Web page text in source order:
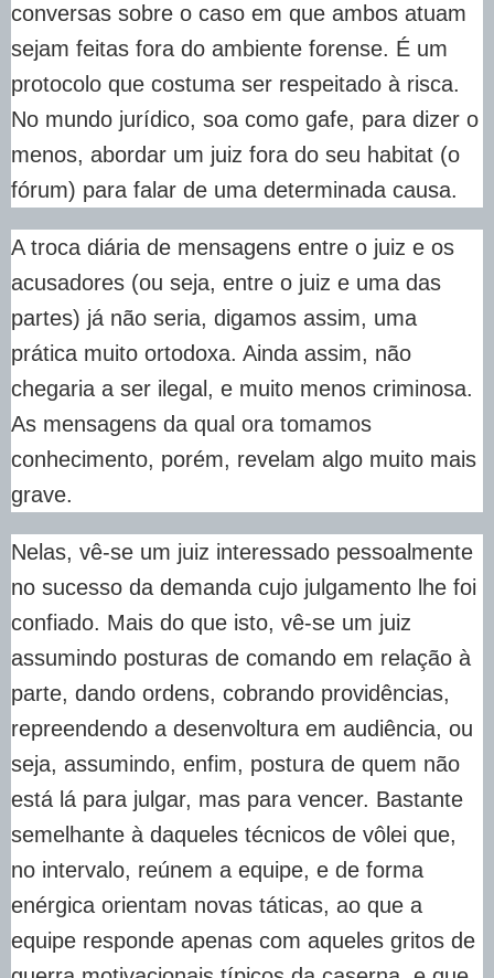
conversas sobre o caso em que ambos atuam
sejam feitas fora do ambiente forense. É um
protocolo que costuma ser respeitado à risca.
No mundo jurídico, soa como gafe, para dizer o
menos, abordar um juiz fora do seu habitat (o
fórum) para falar de uma determinada causa.
A troca diária de mensagens entre o juiz e os
acusadores (ou seja, entre o juiz e uma das
partes) já não seria, digamos assim, uma
prática muito ortodoxa. Ainda assim, não
chegaria a ser ilegal, e muito menos criminosa.
As mensagens da qual ora tomamos
conhecimento, porém, revelam algo muito mais
grave.
Nelas, vê-se um juiz interessado pessoalmente
no sucesso da demanda cujo julgamento lhe foi
confiado. Mais do que isto, vê-se um juiz
assumindo posturas de comando em relação à
parte, dando ordens, cobrando providências,
repreendendo a desenvoltura em audiência, ou
seja, assumindo, enfim, postura de quem não
está lá para julgar, mas para vencer. Bastante
semelhante à daqueles técnicos de vôlei que,
no intervalo, reúnem a equipe, e de forma
enérgica orientam novas táticas, ao que a
equipe responde apenas com aqueles gritos de